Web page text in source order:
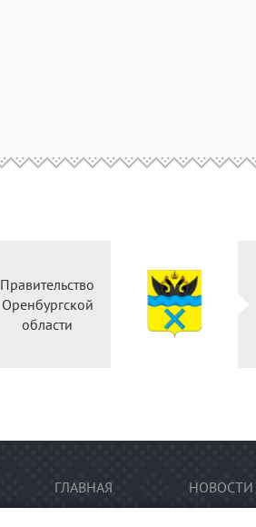
Правительство
Оренбургской
области
ГЛАВНАЯ НОВОСТИ